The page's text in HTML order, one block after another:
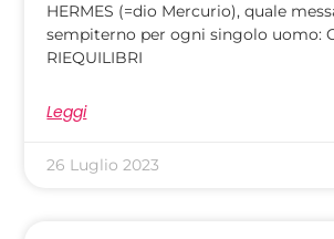
HERMES (=dio Mercurio), quale
sempiterno per ogni singolo uomo:
RIEQUILIBRI
Leggi
26 Luglio 2023